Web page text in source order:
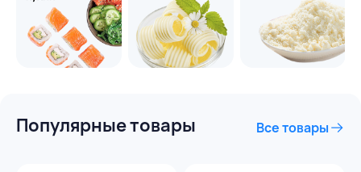
Популярные товары Все товары